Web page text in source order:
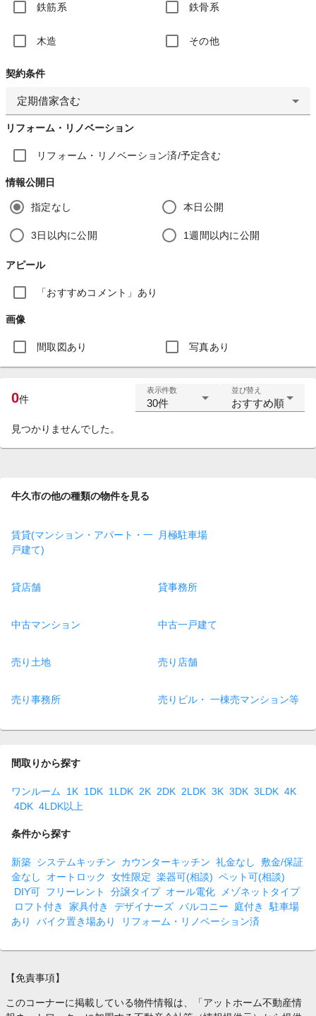
鉄筋系 鉄骨系
木造 その他
契約条件
定期借家含む
リフォーム・リノベーション
リフォーム・リノベーション済/予定含む
情報公開日
指定なし 本日公開
3日以内に公開 1週間以内に公開
アピール
「おすすめコメント」あり
画像
間取図あり 写真あり
0件
表示件数
30件
並び替え
おすすめ順
見つかりませんでした。
牛久市の他の種類の物件を見る
賃貸(マンション・アパート・一
戸建て)
月極駐車場
貸店舗 貸事務所
中古マンション 中古一戸建て
売り土地 売り店舗
売り事務所 売りビル・ 一棟売マンション等
間取りから探す
ワンルーム 1K 1DK 1LDK 2K 2DK 2LDK 3K 3DK 3LDK 4K
4DK 4LDK以上
条件から探す
新築 システムキッチン カウンターキッチン 礼金なし
敷金/保証
金なし
オートロック 女性限定 楽器可(相談) ペット可(相談)
DIY可 フリーレント 分譲タイプ オール電化
メゾネットタイプ
ロフト付き
家具付き デザイナーズ バルコニー 庭付き
駐車場
あり
バイク置き場あり リフォーム・リノベーション済
【免責事項】
このコーナーに掲載している物件情報は、「アットホーム不動産情